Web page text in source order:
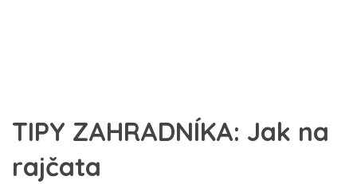
TIPY ZAHRADNÍKA: Jak na
rajčata